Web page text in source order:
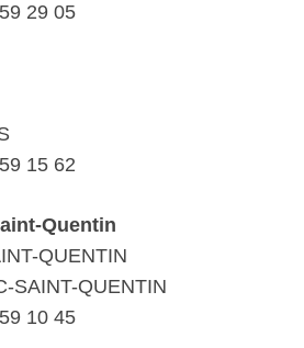
29 05
15 62
Quentin
QUENTIN
SAINT-QUENTIN
10 45